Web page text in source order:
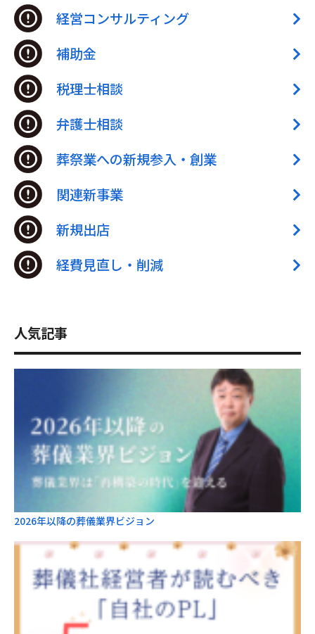
経営コンサルティング
補助金
税理士相談
弁護士相談
葬祭業への新規参入・創業
関連新事業
新規出店
経費見直し・削減
人気記事
2026年以降の葬儀業界ビジョン